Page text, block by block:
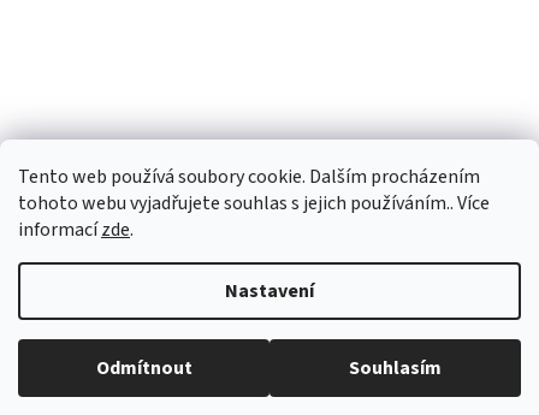
Tento web používá soubory cookie. Dalším procházením
tohoto webu vyjadřujete souhlas s jejich používáním.. Více
informacízde.
Nastavení
Odmítnout Souhlasím
Copyright 2026vypocetnitechnika.eu. Všechna práva vyhrazena.
Upravit nastavení cookies